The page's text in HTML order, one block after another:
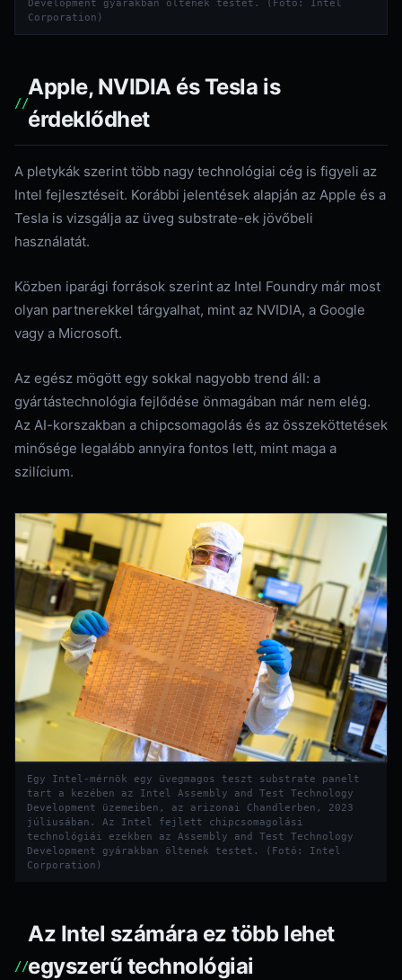
Development gyárakban öltenek testet. (Fotó: Intel
Corporation)
Apple, NVIDIA és Tesla is
érdeklődhet
A pletykák szerint több nagy technológiai cég is figyeli az
Intel fejlesztéseit. Korábbi jelentések alapján az Apple és a
Tesla is vizsgálja az üveg substrate-ek jövőbeli
használatát.
Közben iparági források szerint az Intel Foundry már most
olyan partnerekkel tárgyalhat, mint az NVIDIA, a Google
vagy a Microsoft.
Az egész mögött egy sokkal nagyobb trend áll: a
gyártástechnológia fejlődése önmagában már nem elég.
Az AI-korszakban a chipcsomagolás és az összeköttetések
minősége legalább annyira fontos lett, mint maga a
szilícium.
Egy Intel-mérnök egy üvegmagos teszt substrate panelt
tart a kezében az Intel Assembly and Test Technology
Development üzemeiben, az arizonai Chandlerben, 2023
júliusában. Az Intel fejlett chipcsomagolási
technológiái ezekben az Assembly and Test Technology
Development gyárakban öltenek testet. (Fotó: Intel
Corporation)
Az Intel számára ez több lehet
egyszerű technológiai